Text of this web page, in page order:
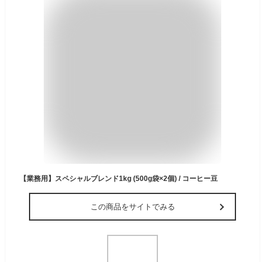
【業務用】スペシャルブレンド1kg (500g袋×2個) / コーヒー豆
この商品をサイトでみる